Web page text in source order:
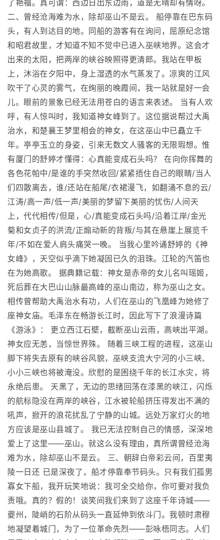
了艳福。真可谓：西边日出东边雨，道是无晴却有情呀。
二、曾经沧海难为水，除却巫山不是云。 船停靠在巴东码
头，有人到达目的地。同船的游客有在询问，屈原纪念馆
和昭君故里，才知道不知不觉中已进入巫峡地界。这会才
出来的太阳，把两岸的峡谷映照得更清郎。我站在甲板
上，沐浴在夕阳中，身上湿透的水气蒸发了。凉爽的江风
吹干了心灵的雾气，在绚丽的晚霞间，我一站就是好一会
儿。眼前的景象已经无法用苍白的语言来表述。 当有人欢
呼，有人惊叫时，我知道神女峰到了。这位据说帮过大禹
治水，和楚襄王梦里相会的神女，在这巫山中已矗立千
年。亭亭玉立的身姿，引来无数文人骚客的无限瑕想。惟
有厦门的舒婷才懂得：心真能变成石头吗？ 在向你挥舞的
各色花帕中/是谁的手突然收回/紧紧捂住自己的眼睛/当人
们四散离去，谁/还站在船尾/衣裙漫飞，如翻涌不息的云/
江涛/高一声/低一声/美丽的梦留下美丽的忧伤/人间天
上，代代相传/但是，心/真能变成石头吗/沿着江岸/金光
菊和女贞子的洪流/正煽动新的背叛/与其在悬崖上展览千
年/不如在爱人肩头痛哭一晚。 当我心里吟诵舒婷的《神
女峰》，天空似乎滴下她凝固已久的泪珠。江轮的汽笛也
在为她高歌。 据典籍记载：神女是赤帝的女儿名叫瑶姬，
死后葬在大巴山山脉最高峰的巫山南边，称为巫山之女。
相传曾帮助大禹治水有功，人们在巫山的飞凰峰为她修了
座神女庙。毛泽东在畅游长江时，因此写下了浪漫诗篇
《游泳》： 更立西江石壁，截断巫山云雨，高峡出平湖。
神女应无恙，当惊世界殊。 随着三峡工程的进程，这巫山
脚下将失去原有的峡谷风貌，巫峡支流大宁河的小三峡、
小小三峡也将被淹没。欣慰的是困绕千年的长江水灾，将
永绝后患。 天黑了，无边的思绪回荡在漆黑的峡江，闪烁
的航标隐没在两岸的峡谷，江水被轮船挤压得发出不满的
吼声，掀开的浪花扰乱了宁静的山城。远处万家灯火的地
方应该是巫山县城了。 我已无法控制自己的情感，深深地
爱上了这里――巫山。就这么没有理由，真所谓曾经沧海
难为水，除却巫山不是云。 三、朝辞白帝彩云间，百里夷
陵一日还 已是深夜了，船才停靠奉节码头。只有我们孤男
寡女下船，我开玩笑地说：我可全交给你，你可要对我负
责哦。真的？假的！谈笑间我们来到了这座千年诗城――
夔州，陡峭的石阶从码头一直延伸到依斗门。我顿时肃穆
地凝望着城门，为了一位革命先烈――彭咏梧同志。人们